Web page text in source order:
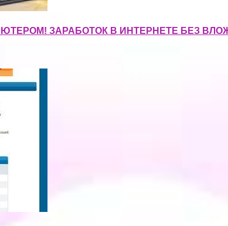
ЗАРАБОТОК В ИНТЕРНЕТЕ БЕЗ